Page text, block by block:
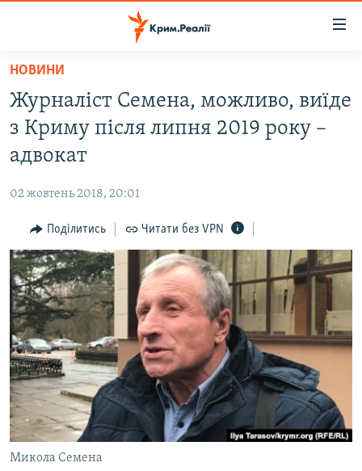
Перейти
основного
матеріалу
Перейти
до
основної
Перейти
до
пошуку
ВОДА.КРИМ
ВІДЕО ТА ФОТО
БЛОГИ
ПОГЛЯД
ІНТЕРВ'Ю
ВСЕ ЗА ДЕНЬ
СПЕЦПРОЕКТИ
ДЕПОРТАЦІЯ
ВІДЕОУРОКИ «ELIFBE»
СВІДЧЕННЯ ОКУПАЦІЇ
УКРАЇНСЬКА ПРОБЛЕМА КРИМУ
ІНФОГРАФІКА
ЯК ОБІЙТИ БЛОКУВАННЯ
Русский
Qırımtatar
ДОЛУЧАЙСЯ!
НОВИНИ
Журналіст Семена, можливо, виїде
з Криму після липня 2019 року –
адвокат
02 жовтень 2018, 20:01
Поділитись Читати без VPN
Микола Семена